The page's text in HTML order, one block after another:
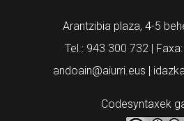
Arantzibia plaza, 4-5
Tel.: 943 300 732 |
andoain@aiurri.eus |
Codesyntaxek